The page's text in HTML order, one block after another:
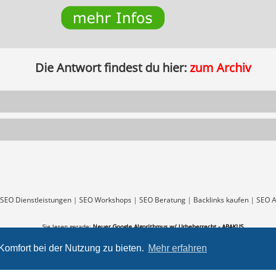
bei der Nutzung zu bieten. Mehr erfahren
Die Antwort findest du hier:zum Archiv
SEO Dienstleistungen| SEO Workshops | SEO Beratung| Backlinks kaufen| SEO
Sie lesen gerade:Neuer Google Algorithmus w/ Urheberrecht - ABAKUS